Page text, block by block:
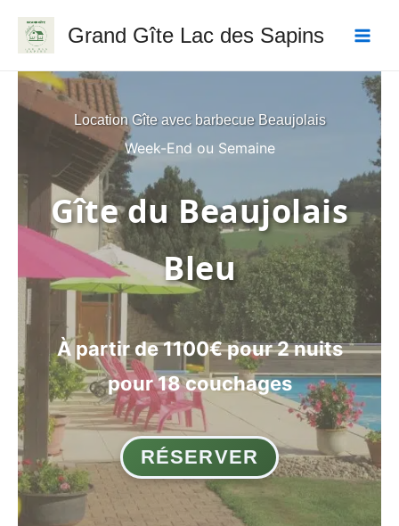
contenu
Grand Gîte Lac des Sapins
Location Gîte avec barbecue Beaujolais
Week-End ou Semaine
Gîte du Beaujolais
Bleu
À partir de 1100€ pour 2 nuits
pour 18 couchages
RÉSERVER